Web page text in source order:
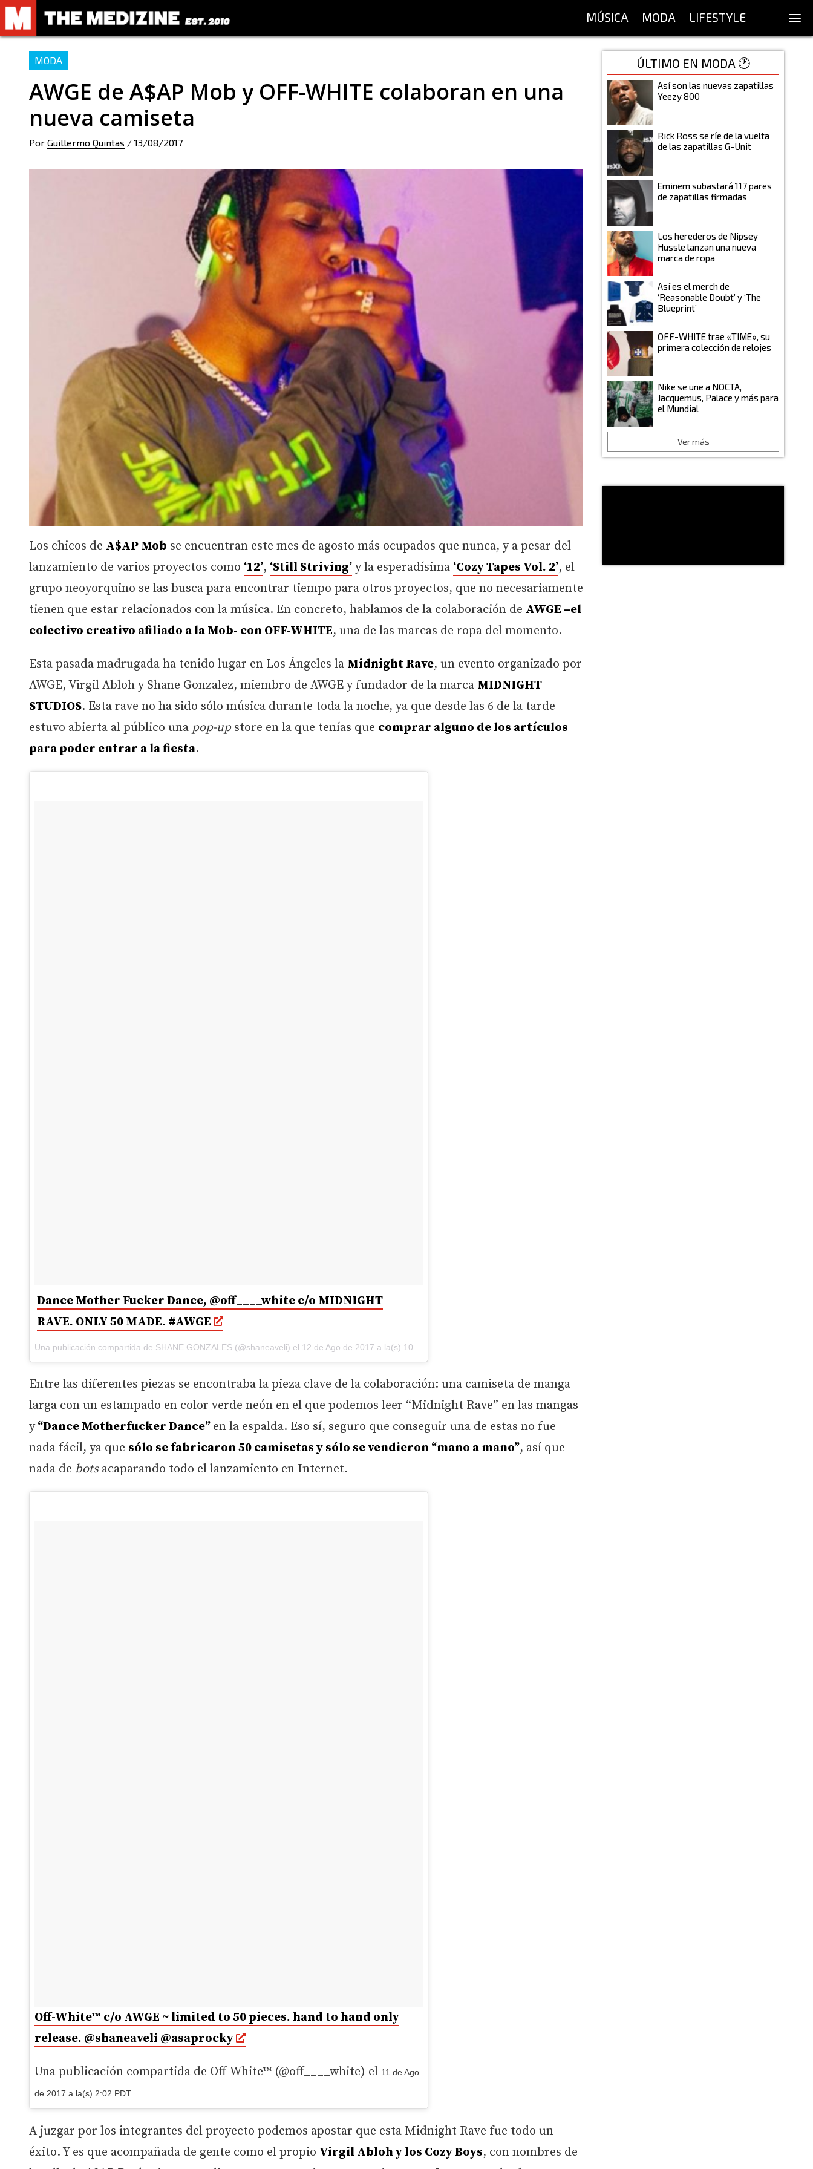
MÚSICA MODA LIFESTYLE
MODA
AWGE de A$AP Mob y OFF-WHITE colaboran en una
nueva camiseta
Por Guillermo Quintas / 13/08/2017
Los chicos de A$AP Mob se encuentran este mes de agosto más ocupados que nunca, y a pesar del
lanzamiento de varios proyectos como ‘12’, ‘Still Striving’ y la esperadísima ‘Cozy Tapes Vol. 2’, el
grupo neoyorquino se las busca para encontrar tiempo para otros proyectos, que no necesariamente
tienen que estar relacionados con la música. En concreto, hablamos de la colaboración de AWGE –el
colectivo creativo afiliado a la Mob- con OFF-WHITE, una de las marcas de ropa del momento.
Esta pasada madrugada ha tenido lugar en Los Ángeles la Midnight Rave, un evento organizado por
AWGE, Virgil Abloh y Shane Gonzalez, miembro de AWGE y fundador de la marca MIDNIGHT
STUDIOS. Esta rave no ha sido sólo música durante toda la noche, ya que desde las 6 de la tarde
estuvo abierta al público una pop-upstore en la que tenías que comprar alguno de los artículos
para poder entrar a la fiesta.
Dance Mother Fucker Dance, @off____white c/o MIDNIGHT
RAVE. ONLY 50 MADE. #AWGE
Una publicación compartida de SHANE GONZALES (@shaneaveli) el 12 de Ago de 2017 a la(s) 10:58 PDT
Entre las diferentes piezas se encontraba la pieza clave de la colaboración: una camiseta de manga
larga con un estampado en color verde neón en el que podemos leer “Midnight Rave” en las mangas
y“Dance Motherfucker Dance” en la espalda. Eso sí, seguro que conseguir una de estas no fue
nada fácil, ya que sólo se fabricaron 50 camisetas y sólo se vendieron “mano a mano”, así que
nada de botsacaparando todo el lanzamiento en Internet.
Off-White™ c/o AWGE ~ limited to 50 pieces. hand to hand only
release. @shaneaveli @asaprocky
Una publicación compartida de Off-White™ (@off____white) el 11 de Ago
de 2017 a la(s) 2:02 PDT
A juzgar por los integrantes del proyecto podemos apostar que esta Midnight Rave fue todo un
éxito. Y es que acompañada de gente como el propio Virgil Abloh y los Cozy Boys, con nombres de
ÚLTIMO EN MODA 🕐
Así son las nuevas zapatillas
Yeezy 800
Rick Ross se ríe de la vuelta
de las zapatillas G-Unit
Eminem subastará 117 pares
de zapatillas firmadas
Los herederos de Nipsey
Hussle lanzan una nueva
marca de ropa
Así es el merch de
‘Reasonable Doubt’ y ‘The
Blueprint’
OFF-WHITE trae «TIME», su
primera colección de relojes
Nike se une a NOCTA,
Jacquemus, Palace y más para
el Mundial
Ver más